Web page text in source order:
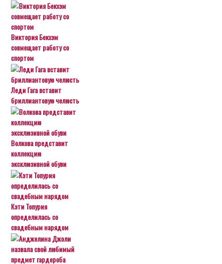
Виктория Бекхэм
совмещает работу со
спортом
Леди Гага вставит
бриллиантовую челюсть
Волкова представит
коллекцию
эксклюзивной обуви
Кэти Топурия
определилась со
свадебным нарядом